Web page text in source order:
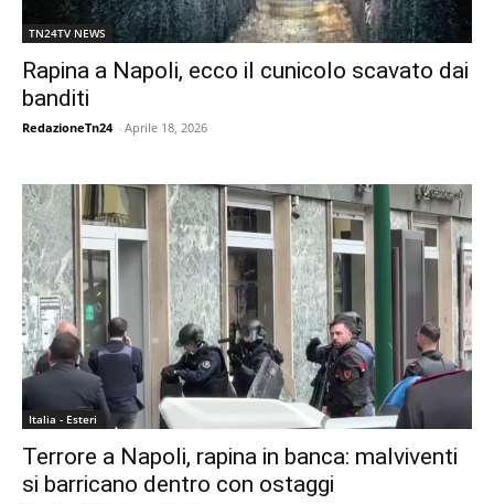
TN24TV NEWS
Rapina a Napoli, ecco il cunicolo scavato dai
banditi
RedazioneTn24 - Aprile 18, 2026
Italia - Esteri
Terrore a Napoli, rapina in banca: malviventi
si barricano dentro con ostaggi